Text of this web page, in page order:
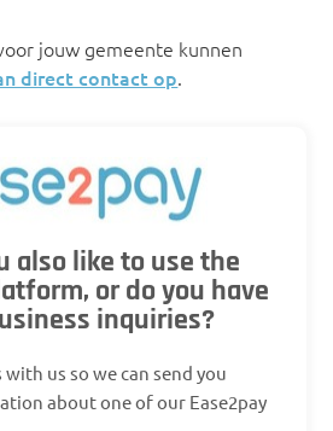
jouw gemeente kunnen
direct contact op.
also like to use the
or do you have
inquiries?
us so we can send you
about one of our Ease2pay